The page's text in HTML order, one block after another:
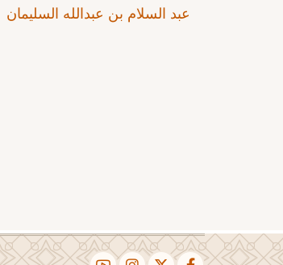
عبد السلام بن عبدالله السليمان